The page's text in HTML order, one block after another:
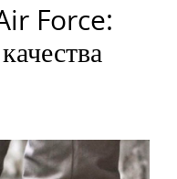
Force: